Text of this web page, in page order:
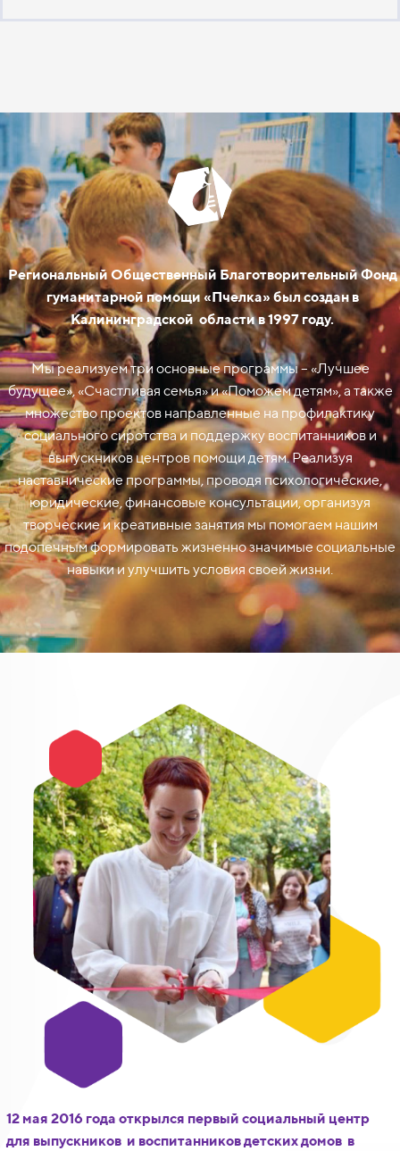
Региональный Общественный Благотворительный Фонд
гуманитарной помощи «Пчелка» был создан в
Калининградской области в 1997 году.
Мы реализуем три основные программы – «Лучшее
будущее», «Счастливая семья» и «Поможем детям», а также
множество проектов направленные на профилактику
социального сиротства и поддержку воспитанников и
выпускников центров помощи детям. Реализуя
наставнические программы, проводя психологические,
юридические, финансовые консультации, организуя
творческие и креативные занятия мы помогаем нашим
подопечным формировать жизненно значимые социальные
навыки и улучшить условия своей жизни.
12 мая 2016 года открылся первый социальный центр
для выпускников и воспитанников детских домов в